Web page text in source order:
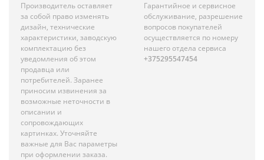
Производитель оставляет
за собой право изменять
дизайн, технические
характеристики, заводскую
комплектацию без
уведомления об этом
продавца или
потребителей. Заранее
приносим извинения за
возможные неточности в
описании и
сопровождающих
картинках. Уточняйте
важные для Вас параметры
при оформлении заказа.
Гарантийное и сервисное
обслуживание, разрешение
вопросов покупателей
осуществляется по номеру
нашего отдела сервиса
+375295547454